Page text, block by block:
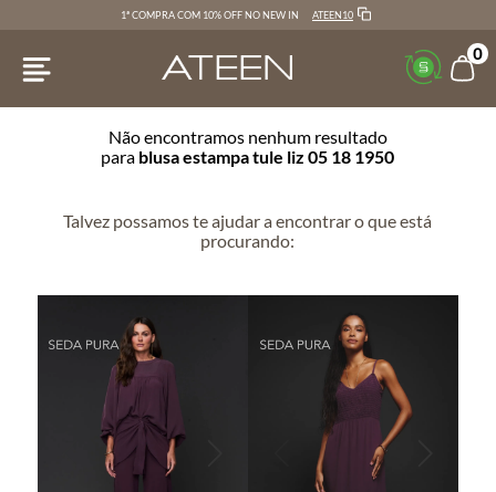
1ª COMPRA COM 10% OFF NO NEW IN ATEEN10
0
Não encontramos nenhum resultado
para blusa estampa tule liz 05 18 1950
Talvez possamos te ajudar a encontrar o que está
procurando: